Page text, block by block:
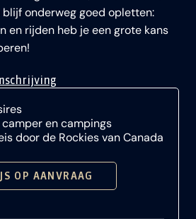
blijf onderweg goed opletten:
en rijden heb je een grote kans
en campings
door de Rockies van Canada
OP AANVRAAG